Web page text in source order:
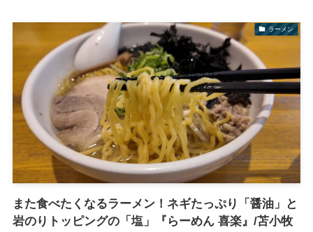
ラーメン
また食べたくなるラーメン！ネギたっぷり「醤油」と
岩のりトッピングの「塩」『らーめん 喜楽』/苫小牧